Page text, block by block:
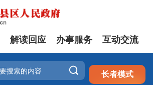
注册 登录
解读回应 办事服务 互动交流
 长者模式